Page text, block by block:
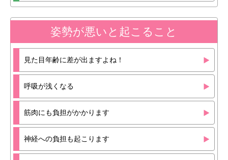
姿勢が悪いと起こること
見た目年齢に差が出ますよね！
呼吸が浅くなる
筋肉にも負担がかかります
神経への負担も起こります